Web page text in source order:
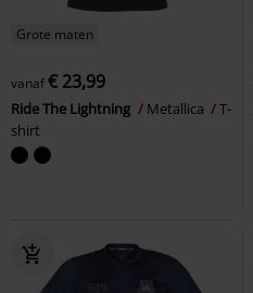
Grote maten
vanaf€ 23,99
Ride The Lightning Metallica
T-
shirt